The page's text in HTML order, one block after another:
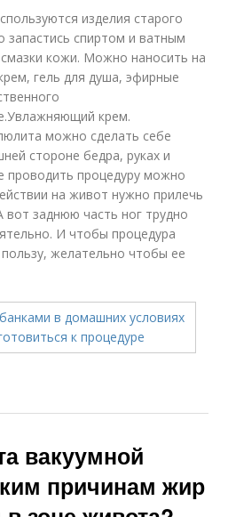
изделия старого
запастись спиртом и ватным
кожи. Можно наносить на
гель для душа, эфирные
крем.
можно сделать себе
стороне бедра, руках и
проводить процедуру можно
на живот нужно прилечь
вот заднюю часть ног трудно
И чтобы процедура
желательно чтобы ее
вакуумной
причинам жир